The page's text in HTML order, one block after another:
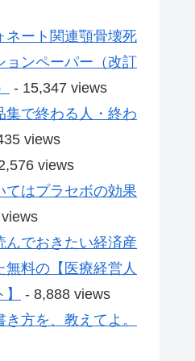
ネート関連顎骨壊死
ョンペーパー（改訂
- 15,347 views
集で終わる人・終わ
views
views
てはプラセボの効果
んでおきたい経済産
無料の【医療経営人
- 8,888 views
方を、教えてよ。